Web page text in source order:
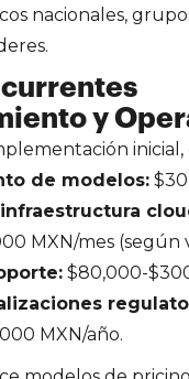
nacionales,
y
inicial,
de modelos:
infraestructura
MXN/mes (según
$80,000-
MXN/año.